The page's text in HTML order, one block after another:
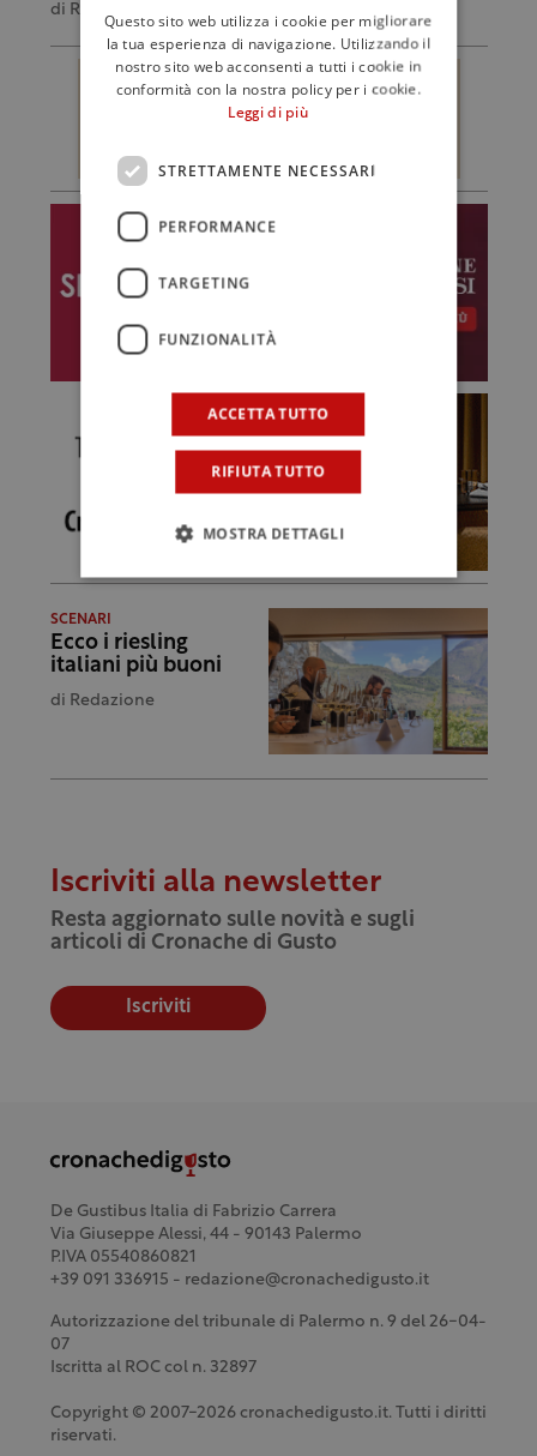
di Redazione
SCENARI
Ecco i riesling
italiani più buoni
di Redazione
Iscriviti alla newsletter
Resta aggiornato sulle novità e sugli
articoli di Cronache di Gusto
Iscriviti
De Gustibus Italia di Fabrizio Carrera
Via Giuseppe Alessi, 44 - 90143 Palermo
P.IVA 05540860821
+39 091 336915 - redazione@cronachedigusto.it
Autorizzazione del tribunale di Palermo n. 9 del 26-04-
07
Iscritta al ROC col n. 32897
Copyright © 2007-2026 cronachedigusto.it. Tutti i diritti
riservati.
Questo sito web utilizza i cookie per migliorare
la tua esperienza di navigazione. Utilizzando il
nostro sito web acconsenti a tutti i cookie in
conformità con la nostra policy per i cookie.
Leggi di più
STRETTAMENTE NECESSARI
PERFORMANCE
TARGETING
FUNZIONALITÀ
ACCETTA TUTTO
RIFIUTA TUTTO
MOSTRA DETTAGLI